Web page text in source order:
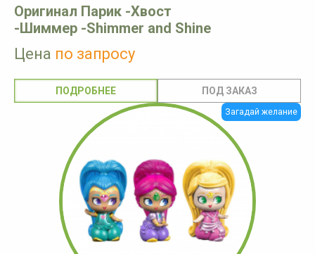
Оригинал Парик -Хвост
-Шиммер -Shimmer and Shine
Цена по запросу
ПОДРОБНЕЕ
Загадай желание